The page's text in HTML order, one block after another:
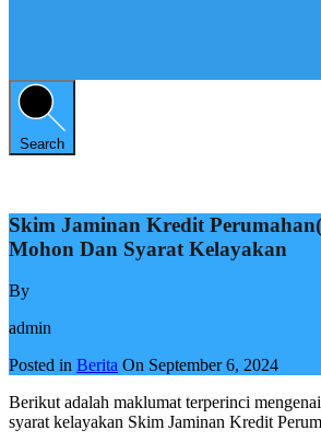
Search
Skim Jaminan Kredit
Mohon Dan Syarat Kelayakan
By
admin
Posted in Berita On September 6, 2024
Berikut adalah maklumat terperinci
syarat kelayakan Skim Jaminan Kredit